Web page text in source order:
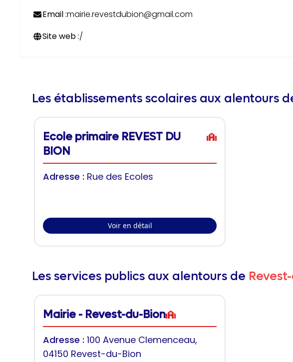
Email :mairie.revestdubion@gmail.com
Site web :/
Les établissements scolaires aux alentours
Ecole primaire REVEST DU
BION
Adresse : Rue des Ecoles
Voir en détail
Les services publics aux alentours de
Mairie - Revest-du-Bion
Adresse : 100 Avenue Clemenceau,
04150 Revest-du-Bion